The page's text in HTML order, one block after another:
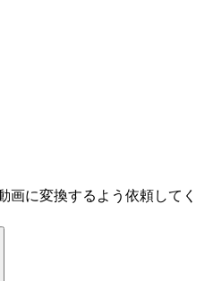
画に変換するよう依頼してく